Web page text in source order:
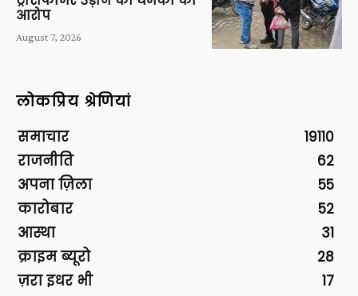
आरोप
August 7, 2026
लोकप्रिय श्रेणियां
समाचार
19110
राजनीति
62
अपना ज़िला
55
कारोबार
52
आस्था
31
क्राइम ब्यूरो
28
ज़रा इधर भी
17